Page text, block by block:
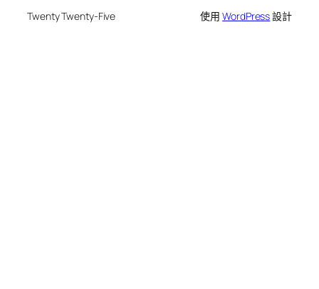
Twenty Twenty-Five 使用WordPress設計